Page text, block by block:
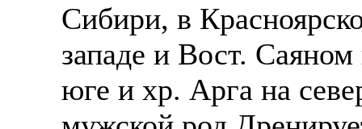
Сибири, в
западе и Вост.
юге и хр. Арга на